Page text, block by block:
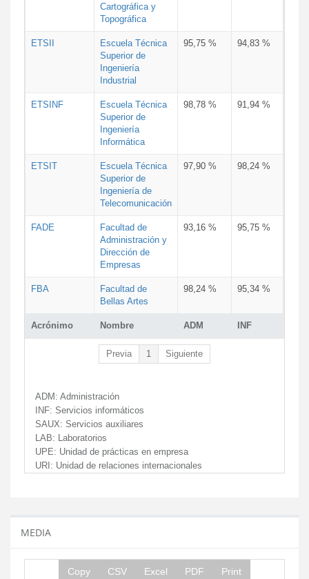
Acrónimo Nombre ADM INF
Cartográfica y
Topográfica
ETSII
Escuela Técnica
Superior de
Ingeniería
Industrial
95,75 % 94,83 %
ETSINF
Escuela Técnica
Superior de
Ingeniería
Informática
98,78 % 91,94 %
ETSIT
Escuela Técnica
Superior de
Ingeniería de
Telecomunicación
97,90 % 98,24 %
FADE
Facultad de
Administración y
Dirección de
Empresas
93,16 % 95,75 %
FBA
Facultad de
Bellas Artes
98,24 % 95,34 %
Previa 1 Siguiente
ADM: Administración
INF: Servicios informáticos
SAUX: Servicios auxiliares
LAB: Laboratorios
UPE: Unidad de prácticas en empresa
URI: Unidad de relaciones internacionales
MEDIA
Copy CSV Excel PDF Print